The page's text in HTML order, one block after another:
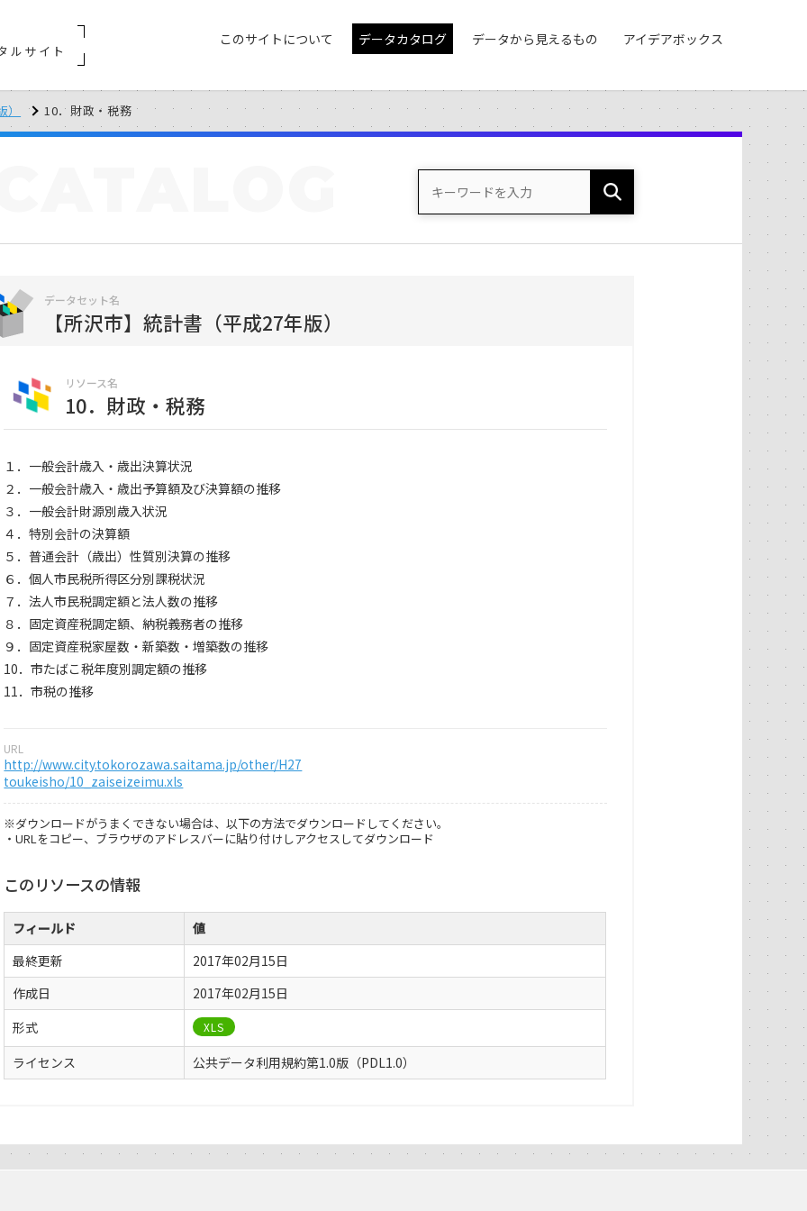
ルサイト
このサイトについて データカタログ データから見えるもの アイデアボックス
10．財政・税務
データセット名
【所沢市】統計書（平成27年版）
リソース名
10．財政・税務
１．一般会計歳入・歳出決算状況
２．一般会計歳入・歳出予算額及び決算額の推移
３．一般会計財源別歳入状況
４．特別会計の決算額
５．普通会計（歳出）性質別決算の推移
６．個人市民税所得区分別課税状況
７．法人市民税調定額と法人数の推移
８．固定資産税調定額、納税義務者の推移
９．固定資産税家屋数・新築数・増築数の推移
10．市たばこ税年度別調定額の推移
11．市税の推移
URL
http://www.city.tokorozawa.saitama.jp/other/H27
toukeisho/10_zaiseizeimu.xls
※ダウンロードがうまくできない場合は、以下の方法でダウンロードしてください。
・URLをコピー、ブラウザのアドレスバーに貼り付けしアクセスしてダウンロード
このリソースの情報
フィールド
値
最終更新
2017年02月15日
作成日
2017年02月15日
形式
XLS
ライセンス 公共データ利用規約第1.0版（PDL1.0）